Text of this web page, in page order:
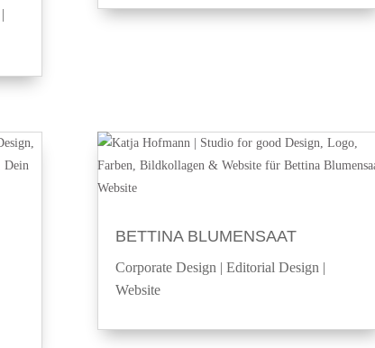
|
BETTINA BLUMENSAAT
Corporate Design |Editorial Design |
Website